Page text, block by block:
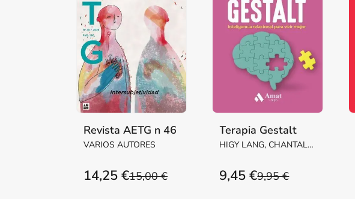
Revista AETG n 46
VARIOS AUTORES
15,00 €
14,25 €
Terapia Gestalt
HIGY LANG, CHANTAL /
9,95 €
9,45 €